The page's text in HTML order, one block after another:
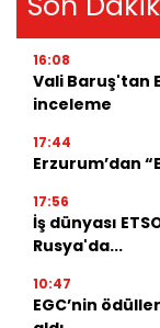
16:08
Vali Baruş'tan
inceleme
17:44
Erzurum’dan
17:56
İş dünyası
Rusya'da...
10:47
EGC’nin